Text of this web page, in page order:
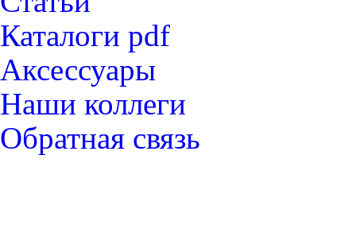
Каталоги pdf
Аксессуары
Наши коллеги
Обратная связь